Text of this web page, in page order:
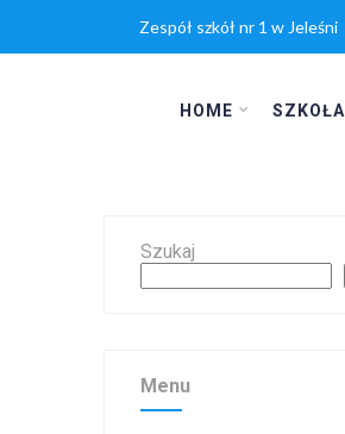
Zespół szkół nr 1 w Jeleśni
HOME SZKOŁA
Szukaj
Menu